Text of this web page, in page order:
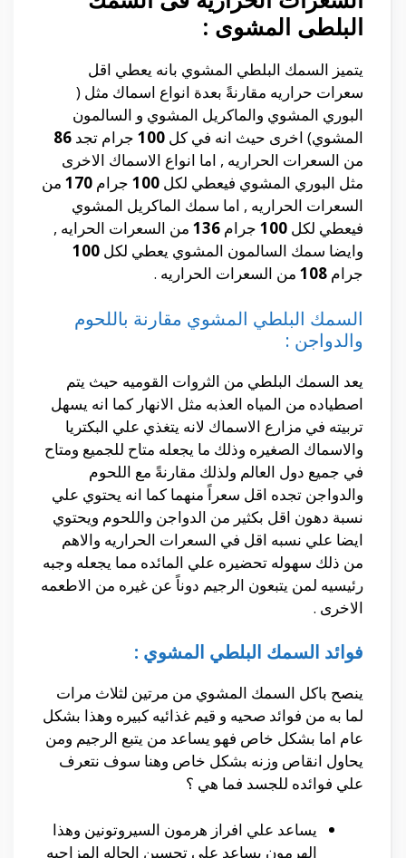
البلطى المشوى :
يتميز السمك البلطي المشوي بانه يعطي اقل
سعرات حراريه مقارنةً بعدة انواع اسماك مثل (
البوري المشوي والماكريل المشوي و السالمون
المشوي) اخرى حيث انه في كل 100 جرام تجد 86
من السعرات الحراريه , اما انواع الاسماك الاخرى
مثل البوري المشوي فيعطي لكل 100 جرام 170 من
السعرات الحراريه , اما سمك الماكريل المشوي
فيعطي لكل 100 جرام 136 من السعرات الحرايه ,
وايضا سمك السالمون المشوي يعطي لكل 100
جرام 108 من السعرات الحراريه .
السمك البلطي المشوي مقارنة باللحوم
والدواجن :
يعد السمك البلطي من الثروات القوميه حيث يتم
اصطياده من المياه العذبه مثل الانهار كما انه يسهل
تربيته في مزارع الاسماك لانه يتغذي علي البكتريا
والاسماك الصغيره وذلك ما يجعله متاح للجميع ومتاح
في جميع دول العالم ولذلك مقارنةً مع اللحوم
والدواجن تجده اقل سعراً منهما كما انه يحتوي علي
نسبة دهون اقل بكثير من الدواجن واللحوم ويحتوي
ايضا علي نسبه اقل في السعرات الحراريه والاهم
من ذلك سهوله تحضيره علي المائده مما يجعله وجبه
رئيسيه لمن يتبعون الرجيم دوناً عن غيره من الاطعمه
الاخرى .
فوائد السمك البلطي المشوي :
ينصح باكل السمك المشوي من مرتين لثلاث مرات
لما به من فوائد صحيه و قيم غذائيه كبيره وهذا بشكل
عام اما بشكل خاص فهو يساعد من يتبع الرجيم ومن
يحاول انقاص وزنه بشكل خاص وهنا سوف نتعرف
علي فوائده للجسد فما هي ؟
يساعد علي افراز هرمون السيروتونين وهذا
الهرمون يساعد علي تحسين الحاله المزاجيه